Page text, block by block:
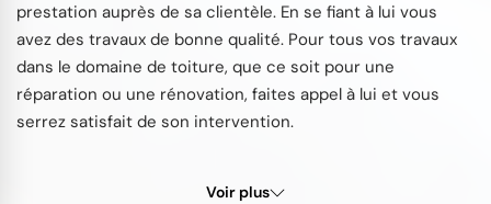
prestation auprès de sa clientèle. En se fiant à lui vous
avez des travaux de bonne qualité. Pour tous vos travaux
dans le domaine de toiture, que ce soit pour une
réparation ou une rénovation, faites appel à lui et vous
serrez satisfait de son intervention.
Voir plus